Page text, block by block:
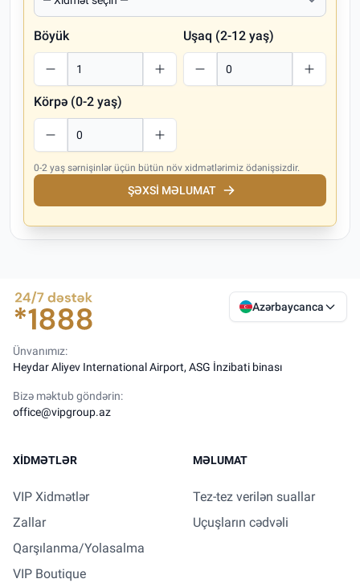
Böyük Uşaq (2-12 yaş)
Körpə (0-2 yaş)
0-2 yaş sərnişinlər üçün bütün növ xidmətlərimiz ödənişsizdir.
ŞƏXSI MƏLUMAT
Azərbaycanca
Ünvanımız:
Heydar Aliyev International Airport, ASG İnzibati binası
Bizə məktub göndərin:
office@vipgroup.az
XIDMƏTLƏR
VIP Xidmətlər
Zallar
Qarşılanma/Yolasalma
VIP Boutique
MƏLUMAT
Tez-tez verilən suallar
Uçuşların cədvəli